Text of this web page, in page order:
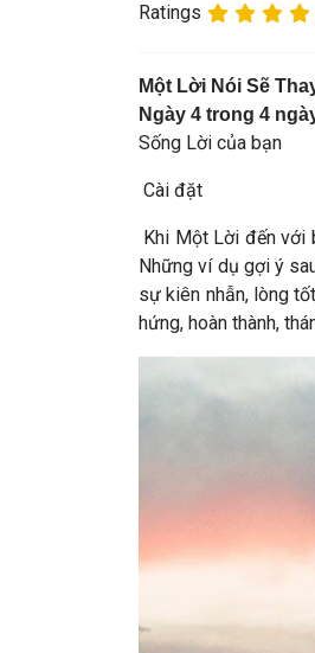
Ratings
Một Lời Nói Sẽ
Ngày 4 trong 4
Sống Lời của bạn
Cài đặt
Khi Một Lời đến với
Những ví dụ gợi ý
sự kiên nhẫn, lòng
hứng, hoàn thành,